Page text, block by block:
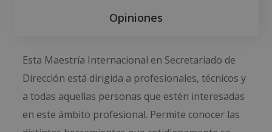
Opiniones
Esta Maestría Internacional en Secretariado de
Dirección está dirigida a profesionales, técnicos y
a todas aquellas personas que estén interesadas
en este ámbito profesional. Permite conocer las